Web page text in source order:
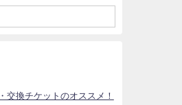
交換チケットのオススメ！